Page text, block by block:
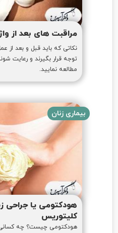
مراقبت های بعد از
نکاتی که باید قبل و بعد از
توجه قرار بگیرند و رعایت
مطالعه نمایید.
بیماری زنان
هودکتومی یا جراحی
کلیتوریس
هودکتومی چیست؟ چه کسانی